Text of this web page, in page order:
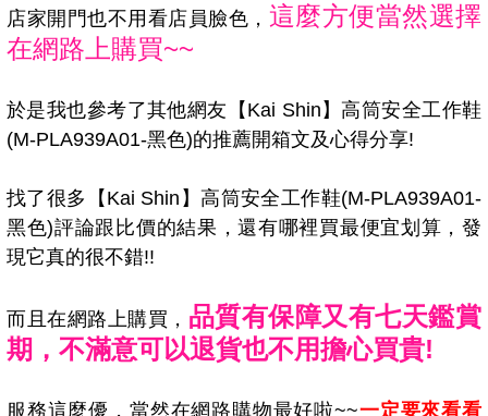
店家開門也不用看店員臉色， 這麼方便當然選擇
在網路上購買~~
於是我也參考了其他網友【Kai Shin】高筒安全工作鞋
(M-PLA939A01-黑色)的推薦開箱文及心得分享!
找了很多【Kai Shin】高筒安全工作鞋(M-PLA939A01-
黑色)評論跟比價的結果，還有哪裡買最便宜划算，發
現它真的很不錯!!
而且在網路上購買， 品質有保障又有七天鑑賞
期，不滿意可以退貨也不用擔心買貴!
服務這麼優，當然在網路購物最好啦~~一定要來看看